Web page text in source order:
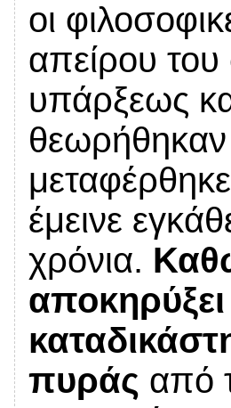
οι
απείρου
υπάρξεως
θεωρήθηκαν
έμεινε
χρόνια.
αποκηρύξει
πυράς από